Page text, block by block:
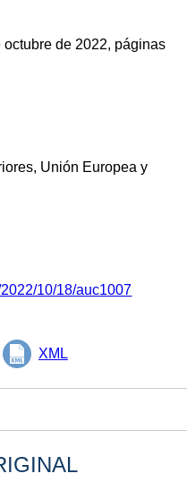
octubre de 2022, páginas
Unión Europea y
10/18/auc1007
XML